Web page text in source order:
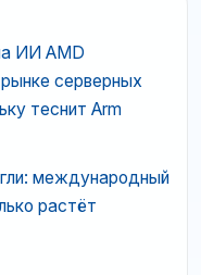
ИИ AMD
серверных
теснит Arm
международный
растёт